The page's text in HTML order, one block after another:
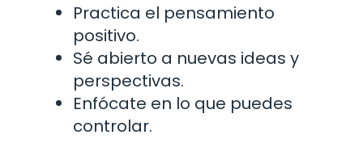
Practica el pensamiento
positivo.
Sé abierto a nuevas ideas y
perspectivas.
Enfócate en lo que puedes
controlar.